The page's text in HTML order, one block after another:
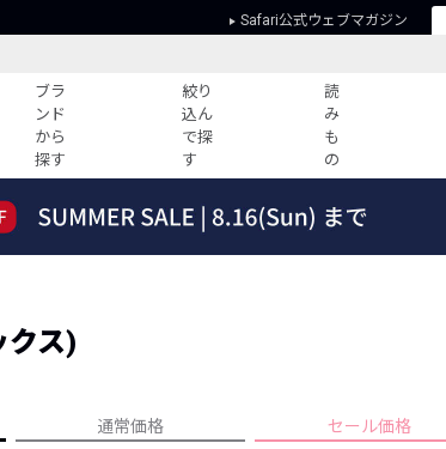
Safari公式ウェブマガジン
ブラ
ンド
から
探す
絞り
込ん
で探
す
読
み
も
の
すべての記事
ーデ紹介
HOTなコーデ TOP20
人気記事ランキング
プライバシーポリシー
クス)
通常価格 セール価格